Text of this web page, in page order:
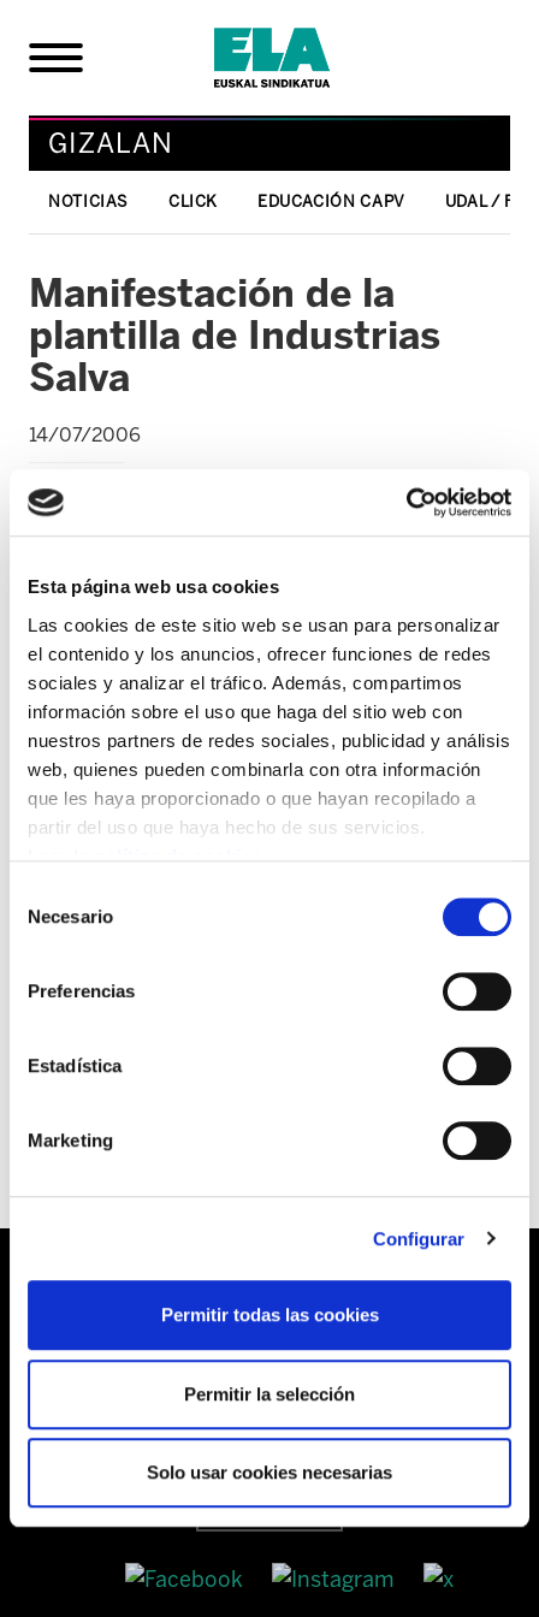
Esta página web usa cookies
Las cookies de este sitio web se usan para personalizar
el contenido y los anuncios, ofrecer funciones de redes
sociales y analizar el tráfico. Además, compartimos
información sobre el uso que haga del sitio web con
nuestros partners de redes sociales, publicidad y análisis
web, quienes pueden combinarla con otra información
que les haya proporcionado o que hayan recopilado a
partir del uso que haya hecho de sus servicios.
Necesario
Preferencias
Estadística
Marketing
Configurar
Permitir todas las cookies
Permitir la selección
Solo usar cookies necesarias
GIZALAN
NOTICIAS CLICK EDUCACIÓN CAPV UDAL /
Manifestación de la
plantilla de Industrias
Salva
14/07/2006
compuesta por 140 trabajadores, sigue con las
movilizaciones convocadas por el comité de
empresa, en defensa del convenio colectivo.
Así, hoy, viernes 14 de julio se ha celebrado una
manifestación a las 12:00.
Los trabajadores y trabajadoras de Industrias
Salva exigen, entre otros aspectos,
vigencia del convenio, así como la retirada de la
que ahora se les aplica el convenio provincial,
relevistas y una reducción de jornada de10
Barrainkua, 13 48009 BILBO
SEDES